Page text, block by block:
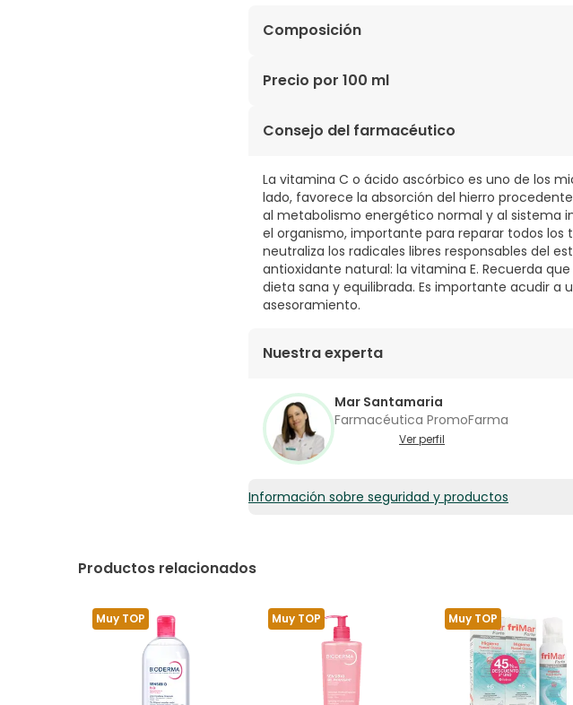
Composición
AQUA, PENTYLENE GLYCOL, GLYCERIN, ALPHA-
ALCOHOL, DISODIUM, COCOAMPHODIACETATE,
Precio por 100 ml
4,50€ / 100 ml
Consejo del farmacéutico
La vitamina C o ácido ascórbico es uno de los
lado, favorece la absorción del hierro
al metabolismo energético normal y al sistema
el organismo, importante para reparar todos
neutraliza los radicales libres responsables del
antioxidante natural: la vitamina E. Recuerda
dieta sana y equilibrada. Es importante acudir a
asesoramiento.
Nuestra experta
Mar Santamaria
Farmacéutica PromoFarma
Ver perfil
Información sobre seguridad y productos
Productos relacionados
Muy TOP Muy TOP Muy TOP